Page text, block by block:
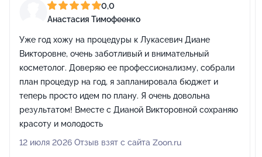
0,0
Анастасия Тимофеенко
Уже год хожу на процедуры к Лукасевич Диане
Викторовне, очень заботливый и внимательный
косметолог. Доверяю ее профессионализму, собрали
план процедур на год, я запланировала бюджет и
теперь просто идем по плану. Я очень довольна
результатом! Вместе с Дианой Викторовной сохраняю
красоту и молодость
12 июля 2026 Отзыв взят с сайта Zoon.ru